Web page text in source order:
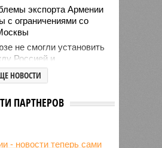
экспорта Армении
с ограничениями со
не смогли установить
Россией и
кризисом в Сеуте
объяснила причины
страны
границы с
Финляндии
НОВОСТИ
ПАРТНЕРОВ